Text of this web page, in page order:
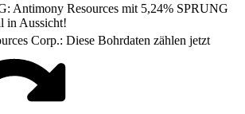
Antimony Resources mit 5,24% SPRUNG
in Aussicht!
Corp.: Diese Bohrdaten zählen jetzt